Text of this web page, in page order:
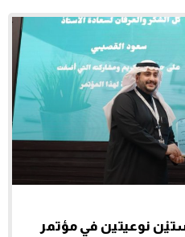
نوعيتين في مؤتمر